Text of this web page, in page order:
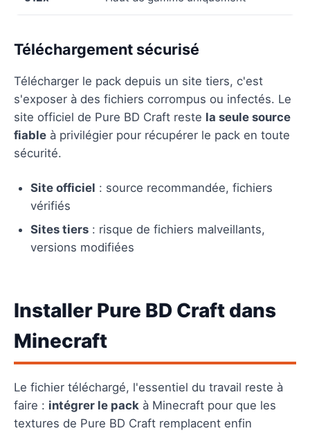
Téléchargement sécurisé
Télécharger le pack depuis un site tiers, c'est
s'exposer à des fichiers corrompus ou infectés. Le
site officiel de Pure BD Craft reste la seule source
fiable à privilégier pour récupérer le pack en toute
sécurité.
Site officiel : source recommandée, fichiers
vérifiés
Sites tiers : risque de fichiers malveillants,
versions modifiées
Installer Pure BD Craft dans
Minecraft
Le fichier téléchargé, l'essentiel du travail reste à
faire : intégrer le pack à Minecraft pour que les
textures de Pure BD Craft remplacent enfin